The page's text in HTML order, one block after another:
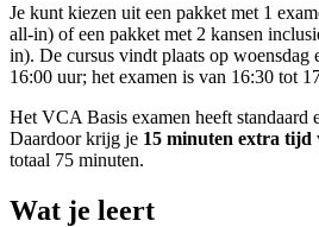
Je kunt kiezen uit een pakket met 1
all-in) of een pakket met 2 kansen
in). De cursus vindt plaats op woensdag
16:00 uur; het examen is van 16:30 tot
Het VCA Basis examen heeft standaard
Daardoor krijg je 15 minuten extra tijd
totaal 75 minuten.
Wat je leert